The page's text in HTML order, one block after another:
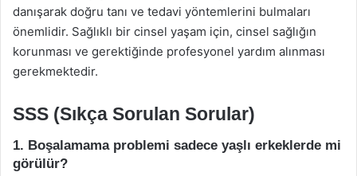
danışarak doğru tanı ve tedavi yöntemlerini bulmaları
önemlidir. Sağlıklı bir cinsel yaşam için, cinsel sağlığın
korunması ve gerektiğinde profesyonel yardım alınması
gerekmektedir.
SSS (Sıkça Sorulan Sorular)
1. Boşalamama problemi sadece yaşlı erkeklerde mi
görülür?